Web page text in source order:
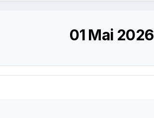
01 Mai 2026